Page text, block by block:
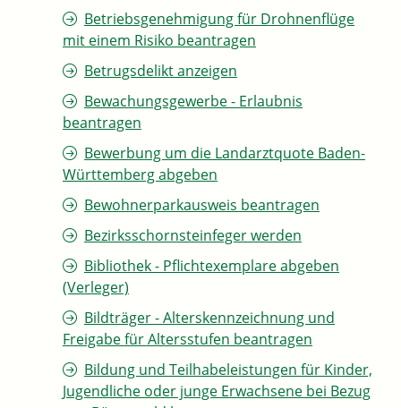
Betriebsgenehmigung für Drohnenflüge
mit einem Risiko beantragen
Betrugsdelikt anzeigen
Bewachungsgewerbe - Erlaubnis
beantragen
Bewerbung um die Landarztquote Baden-
Württemberg abgeben
Bewohnerparkausweis beantragen
Bezirksschornsteinfeger werden
Bibliothek - Pflichtexemplare abgeben
(Verleger)
Bildträger - Alterskennzeichnung und
Freigabe für Altersstufen beantragen
Bildung und Teilhabeleistungen für Kinder,
Jugendliche oder junge Erwachsene bei Bezug